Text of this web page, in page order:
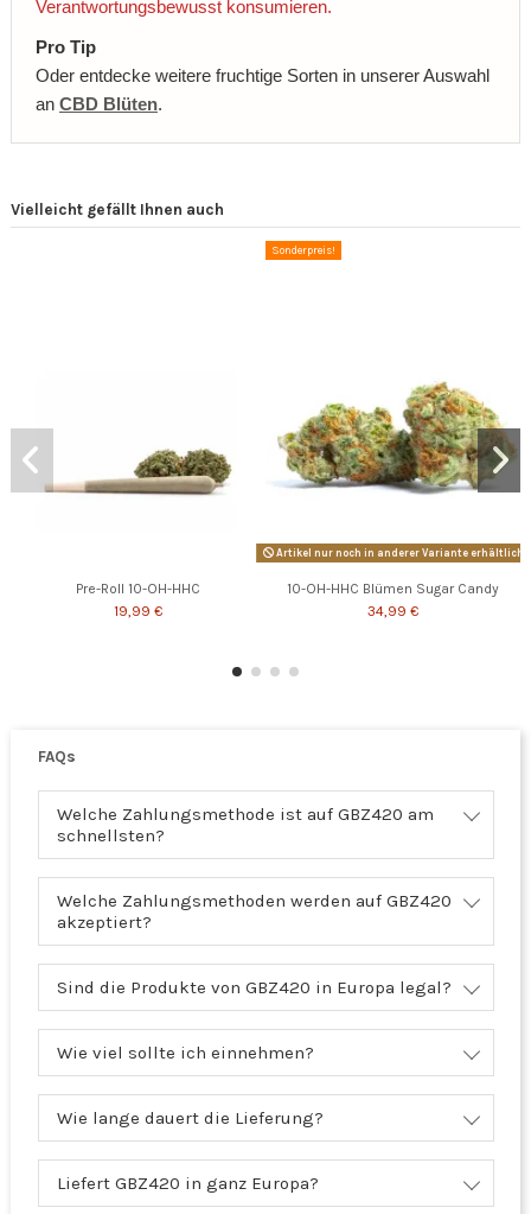
Verantwortungsbewusst konsumieren.
Pro Tip
Oder entdecke weitere fruchtige Sorten in unserer Auswahl
an CBD Blüten.
Vielleicht gefällt Ihnen auch
Pre-Roll 10-OH-HHC
19,99 €
Sonderpreis!
Artikel nur noch in anderer Variante erhältlich
10-OH-HHC Blümen Sugar Candy
34,99 €
FAQs
Welche Zahlungsmethode ist auf GBZ420 am
schnellsten?
Welche Zahlungsmethoden werden auf GBZ420
akzeptiert?
Sind die Produkte von GBZ420 in Europa legal?
Wie viel sollte ich einnehmen?
Wie lange dauert die Lieferung?
Liefert GBZ420 in ganz Europa?